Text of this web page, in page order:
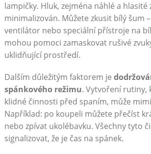
lampičky. Hluk, zejména náhlé a hlasité
minimalizován. Můžete zkusit bílý šum
ventilátor nebo speciální přístroje na
mohou pomoci zamaskovat rušivé
uklidňující prostředí.
Dalším důležitým faktorem je
spánkového režimu. Vytvoření rutiny,
klidné činnosti před spaním, může
Například: po koupeli můžete přečíst
nebo zpívat ukolébavku. Všechny tyto
signalizovat, že je čas na spánek.